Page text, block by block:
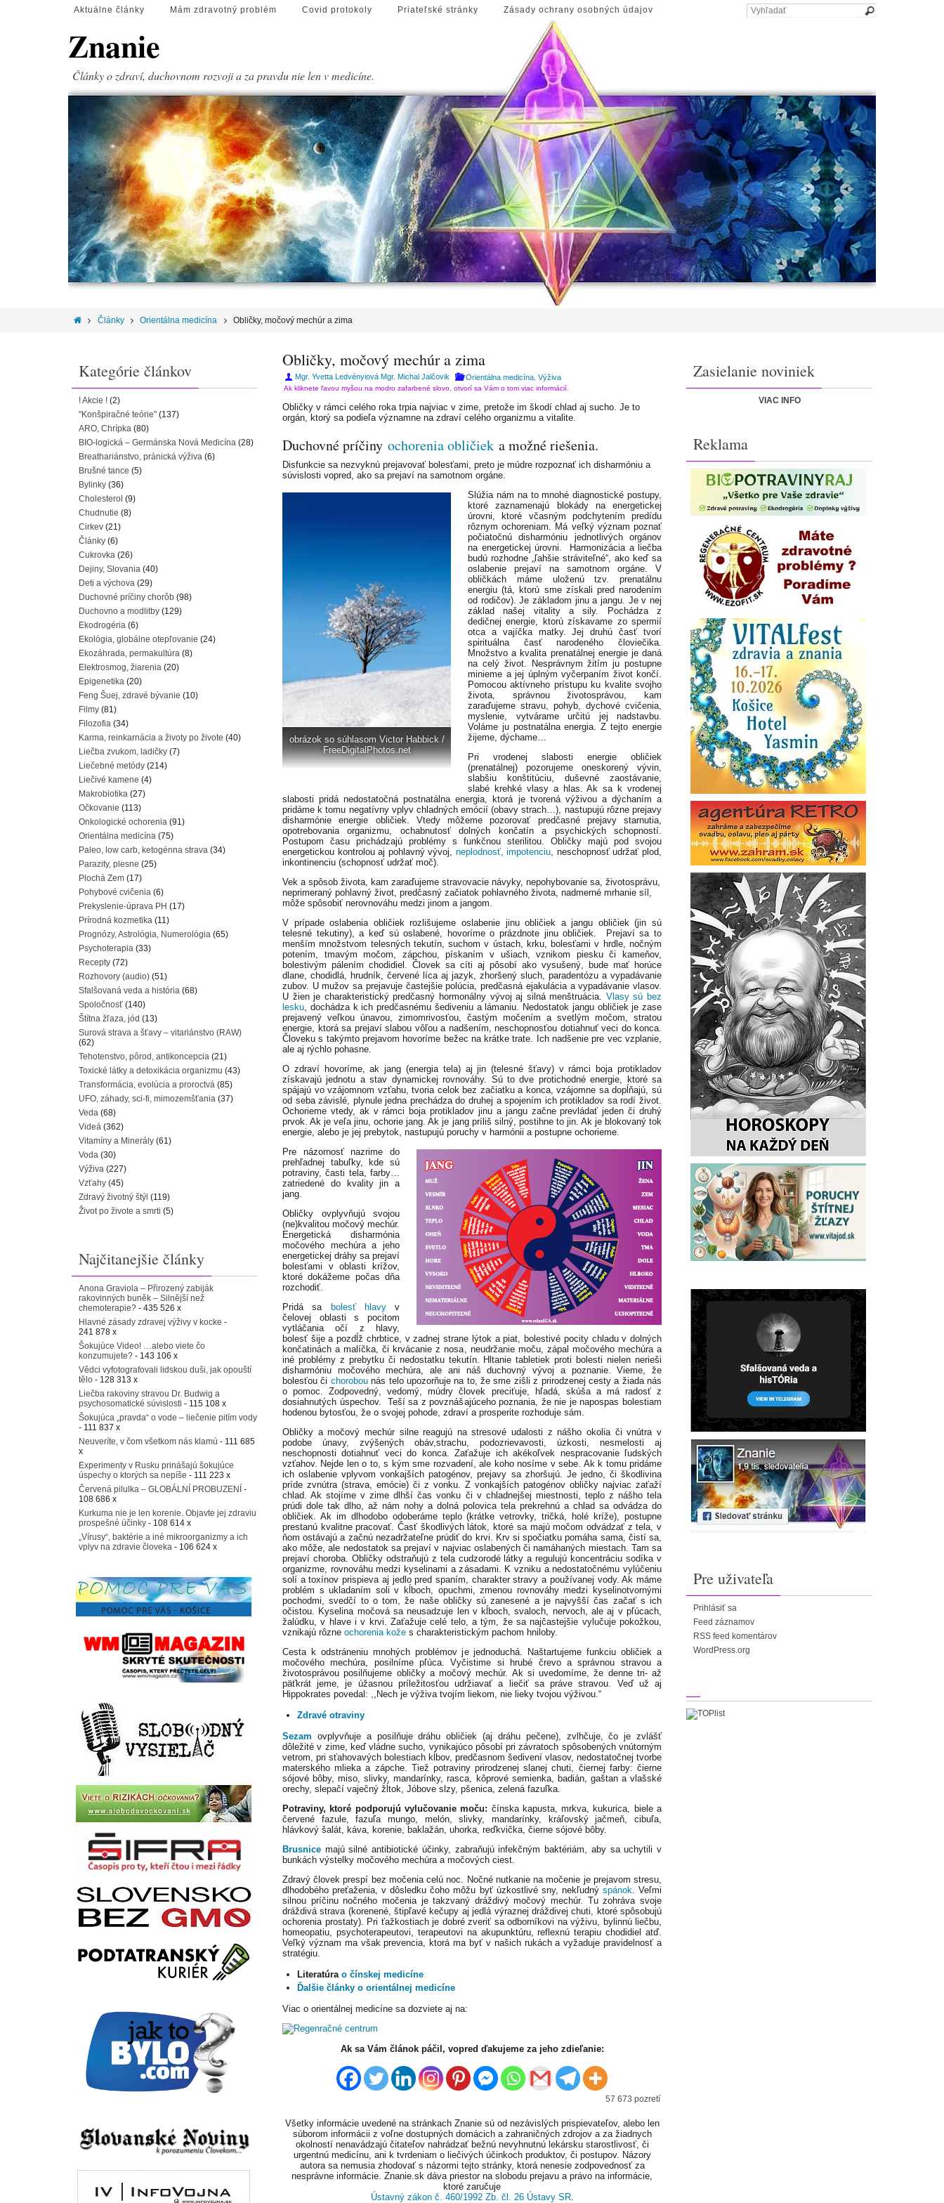
Aktuálne články Mám zdravotný problém Covid protokoly Priateľské stránky Zásady ochrany osobných údajov
Znanie
Články o zdraví, duchovnom rozvoji a za pravdu nie len v medicíne.
Články Orientálna medicína Obličky, močový mechúr a zima
Obličky, močový mechúr a zima
Mgr. Yvetta Ledvényiová Mgr. Michal Jalčovik Orientálna medicína, Výživa
Ak kliknete ľavou myšou na modro zafarbené slovo, otvorí sa Vám o tom viac informácií.
Obličky v rámci celého roka trpia najviac v zime, pretože im škodí chlad aj sucho. Je to
orgán, ktorý sa podieľa významne na zdraví celého organizmu a vitalite.
Duchovné príčiny ochorenia obličiek a možné riešenia.
Disfunkcie sa nezvyknú prejavovať bolesťami, preto je múdre rozpoznať ich disharmóniu a
súvislosti vopred, ako sa prejaví na samotnom orgáne.
obrázok so súhlasom Victor Habbick /
FreeDigitalPhotos.net
Slúžia nám na to mnohé diagnostické postupy,
ktoré zaznamenajú blokády na energetickej
úrovni, ktoré včasným podchytením predídu
rôznym ochoreniam. Má veľký význam poznať
počiatočnú disharmóniu jednotlivých orgánov
na energetickej úrovni. Harmonizácia a liečba
budú rozhodne „ľahšie stráviteľné“, ako keď sa
oslabenie prejaví na samotnom orgáne. V
obličkách máme uloženú tzv. prenatálnu
energiu (tá, ktorú sme získali pred narodením
od rodičov). Je základom jinu a jangu. Je v nej
základ našej vitality a sily. Pochádza z
dedičnej energie, ktorú získavame zo spermií
otca a vajíčka matky. Jej druhú časť tvorí
spirituálna časť narodeného človiečika.
Množstvo a kvalita prenatálnej energie je daná
na celý život. Nesprávnym žitím ju postupne
minieme a jej úplným vyčerpaním život končí.
Pomocou aktívneho prístupu ku kvalite svojho
života, správnou životosprávou, kam
zaraďujeme stravu, pohyb, dychové cvičenia,
myslenie, vytvárame určitú jej nadstavbu.
Voláme ju postnatálna energia. Z tejto energie
žijeme, dýchame…
Pri vrodenej slabosti energie obličiek
(prenatálnej) pozorujeme oneskorený vývin,
slabšiu konštitúciu, duševné zaostávanie,
slabé krehké vlasy a hlas. Ak sa k vrodenej
slabosti pridá nedostatočná postnatálna energia, ktorá je tvorená výživou a dýchaním a
pridáme k tomu negatívny vplyv chladných emócií (obavy strach…), nastupujú rôzne prejavy
disharmónie energie obličiek. Vtedy môžeme pozorovať predčasné prejavy starnutia,
opotrebovania organizmu, ochabnutosť dolných končatín a psychických schopností.
Postupom času prichádzajú problémy s funkčnou sterilitou. Obličky majú pod svojou
energetickou kontrolou aj pohlavný vývoj, neplodnosť, impotenciu, neschopnosť udržať plod,
inkontinenciu (schopnosť udržať moč).
Vek a spôsob života, kam zaraďujeme stravovacie návyky, nepohybovanie sa, životosprávu,
neprimeraný pohlavný život, predčasný začiatok pohlavného života, nadmerné mrhanie síl,
môže spôsobiť nerovnováhu medzi jinom a jangom.
V prípade oslabenia obličiek rozlišujeme oslabenie jinu obličiek a jangu obličiek (jin sú
telesné tekutiny), a keď sú oslabené, hovoríme o prázdnote jinu obličiek. Prejaví sa to
menším množstvom telesných tekutín, suchom v ústach, krku, bolesťami v hrdle, nočným
potením, tmavým močom, zápchou, pískaním v ušiach, vznikom piesku či kameňov,
bolestivým pálením chodidiel. Človek sa cíti aj pôsobí ako vysušený, bude mať horúce
dlane, chodidlá, hrudník, červené líca aj jazyk, zhoršený sluch, paradentózu a vypadávanie
zubov. U mužov sa prejavuje častejšie polúcia, predčasná ejakulácia a vypadávanie vlasov.
U žien je charakteristický predčasný hormonálny vývoj aj silná menštruácia. Vlasy sú bez
lesku, dochádza k ich predčasnému šediveniu a lámaniu. Nedostatok jangu obličiek je zase
prejavený veľkou únavou, zimomrivosťou, častým močením a svetlým močom, stratou
energie, ktorá sa prejaví slabou vôľou a nadšením, neschopnosťou dotiahnuť veci do konca.
Človeku s takýmto prejavom hovoríme bežec na krátke trate. Ich nadšenie pre vec vzplanie,
ale aj rýchlo pohasne.
O zdraví hovoríme, ak jang (energia tela) aj jin (telesné šťavy) v rámci boja protikladov
získavajú jednotu a stav dynamickej rovnováhy. Sú to dve protichodné energie, ktoré sa
spájajú vo vzájomnom vzťahu, tvoria celok bez začiatku a konca, vzájomne sa dopĺňajú, sú
od seba závislé, plynule jedna prechádza do druhej a spojením ich protikladov sa rodí život.
Ochorieme vtedy, ak v rámci boja protikladov jinu a jangu začne prevládať jeden či druhý
prvok. Ak je veľa jinu, ochorie jang. Ak je jang príliš silný, postihne to jin. Ak je blokovaný tok
energie, alebo je jej prebytok, nastupujú poruchy v harmónii a postupne ochorieme.
Pre názornosť nazrime do
prehľadnej tabuľky, kde sú
potraviny, časti tela, farby…
zatriedené do kvality jin a
jang.
Obličky ovplyvňujú svojou
(ne)kvalitou močový mechúr.
Energetická disharmónia
močového mechúra a jeho
energetickej dráhy sa prejaví
bolesťami v oblasti krížov,
ktoré dokážeme počas dňa
rozchodiť.
Pridá sa
bolesť hlavyv
čelovej oblasti s pocitom
vytláčania očí z hlavy,
bolesť šije a pozdĺž chrbtice, v zadnej strane lýtok a piat, bolestivé pocity chladu v dolných
končatinách a malíčka, či krvácanie z nosa, neudržanie moču, zápal močového mechúra a
iné problémy z prebytku či nedostatku tekutín. Hltanie tabletiek proti bolesti nielen nerieši
disharmóniu močového mechúra, ale ani náš duchovný vývoj a poznanie. Vieme, že
bolesťou či chorobounás telo upozorňuje na to, že sme zišli z prirodzenej cesty a žiada nás
o pomoc. Zodpovedný, vedomý, múdry človek preciťuje, hľadá, skúša a má radosť z
dosiahnutých úspechov. Teší sa z povznášajúceho poznania, že nie je napospas bolestiam
hodenou bytosťou, že o svojej pohode, zdraví a prosperite rozhoduje sám.
Obličky a močový mechúr silne reagujú na stresové udalosti z nášho okolia či vnútra v
podobe únavy, zvýšených obáv,strachu, podozrievavosti, úzkosti, nesmelosti aj
neschopnosti dotiahnuť veci do konca. Zaťažuje ich akékoľvek nespracovanie ľudských
vzťahov. Nejde len o to, s kým sme rozvadení, ale koho nosíme v sebe. Ak k tomu pridáme
ich oslabenie vplyvom vonkajších patogénov, prejavy sa zhoršujú. Je jedno, či škodlivina
príde zvnútra (strava, emócie) či z vonku. Z vonkajších patogénov obličky najviac zaťaží
chlad. Ak stojíme v zime dlhší čas vonku či v chladnejšej miestnosti, teplo z nášho tela
prúdi dole tak dlho, až nám nohy a dolná polovica tela prekrehnú a chlad sa odvádza do
obličiek. Ak im dlhodobo odoberáme teplo (krátke vetrovky, tričká, holé kríže), postupne
prestanú kvalitne pracovať. Časť škodlivých látok, ktoré sa majú močom odvádzať z tela, v
ňom ostávajú a začnú nezadržateľne prúdiť do krvi. Krv si spočiatku pomáha sama, čistí sa,
ako môže, ale nedostatok sa prejaví v najviac oslabených či namáhaných miestach. Tam sa
prejaví choroba. Obličky odstraňujú z tela cudzorodé látky a regulujú koncentráciu sodíka v
organizme, rovnováhu medzi kyselinami a zásadami. K vzniku a nedostatočnému vylúčeniu
solí a toxínov prispieva aj jedlo pred spaním, charakter stravy a používanej vody. Ak máme
problém s ukladaním soli v kĺboch, opuchmi, zmenou rovnováhy medzi kyselinotvornými
pochodmi, svedčí to o tom, že naše obličky sú zanesené a je najvyšší čas začať s ich
očistou. Kyselina močová sa neusadzuje len v kĺboch, svaloch, nervoch, ale aj v pľúcach,
žalúdku, v hlave i v krvi. Zaťažuje celé telo, a tým, že sa najčastejšie vylučuje pokožkou,
vznikajú rôzne ochorenia kože s charakteristickým pachom hniloby.
Cesta k odstráneniu mnohých problémov je jednoduchá. Naštartujeme funkciu obličiek a
močového mechúra, posilníme pľúca. Vyčistime si hrubé črevo a správnou stravou a
životosprávou posilňujeme obličky a močový mechúr. Ak si uvedomíme, že denne tri- až
päťkrát jeme, je úžasnou príležitosťou udržiavať a liečiť sa práve stravou. Veď už aj
Hippokrates povedal: ,,Nech je výživa tvojím liekom, nie lieky tvojou výživou.“
Zdravé otraviny
Sezam ovplyvňuje a posilňuje dráhu obličiek (aj dráhu pečene), zvlhčuje, čo je zvlášť
dôležité v zime, keď vládne sucho, vynikajúco pôsobí pri závratoch spôsobených vnútorným
vetrom, pri sťahovavých bolestiach kĺbov, predčasnom šedivení vlasov, nedostatočnej tvorbe
materského mlieka a zápche. Tiež potraviny prirodzenej slanej chuti, čiernej farby: čierne
sójové bôby, miso, slivky, mandarínky, rasca, kôprové semienka, badián, gaštan a vlašské
orechy, slepačí vaječný žĺtok, Jóbove slzy, pšenica, zelená fazuľka.
Potraviny, ktoré podporujú vylučovanie moču: čínska kapusta, mrkva, kukurica, biele a
červené fazule, fazuľa mungo, melón, slivky, mandarínky, kráľovský jačmeň, cibuľa,
hlávkový šalát, káva, korenie, baklažán, uhorka, reďkvička, čierne sójové bôby.
Brusnice majú silné antibiotické účinky, zabraňujú infekčným baktériám, aby sa uchytili v
bunkách výstelky močového mechúra a močových ciest.
Zdravý človek prespí bez močenia celú noc. Nočné nutkanie na močenie je prejavom stresu,
dlhodobého preťaženia, v dôsledku čoho môžu byť úzkostlivé sny, nekľudný spánok. Veľmi
silnou príčinu nočného močenia je takzvaný dráždivý močový mechúr. Tu zohráva svoje
dráždivá strava (korenené, štipľavé kečupy aj jedlá výraznej dráždivej chuti, ktoré spôsobujú
ochorenia prostaty). Pri ťažkostiach je dobré zveriť sa odborníkovi na výživu, bylinnú liečbu,
homeopatiu, psychoterapeutovi, terapeutovi na akupunktúru, reflexnú terapiu chodidiel atď.
Veľký význam ma však prevencia, ktorá ma byť v našich rukách a vyžaduje pravidelnosť a
stratégiu.
Literatúra o čínskej medicíne
Ďalšie články o orientálnej medicíne
Viac o orientálnej medicíne sa dozviete aj na:
Ak sa Vám článok páčil, vopred ďakujeme za jeho zdieľanie:
57 673 pozretí
Všetky informácie uvedené na stránkach Znanie sú od nezávislých prispievateľov, alebo len
súborom informácii z voľne dostupných domácich a zahraničných zdrojov a za žiadnych
okolností nenavádzajú čitateľov nahrádzať bežnú nevyhnutnú lekársku starostlivosť, či
urgentnú medicínu, ani k tvrdeniam o liečivých účinkoch produktov, či postupov. Názory
autora sa nemusia zhodovať s názormi tejto stránky, ktorá nenesie zodpovednosť za
nesprávne informácie. Znanie.sk dáva priestor na slobodu prejavu a právo na informácie,
ktoré zaručuje
Ústavný zákon č. 460/1992 Zb. čl. 26 Ústavy SR.
Kategórie článkov
! Akcie ! (2)
"Konšpiračné teórie" (137)
ARO, Chrípka (80)
BIO-logická – Germánska Nová Medicína (28)
Breathariánstvo, pránická výživa (6)
Brušné tance (5)
Bylinky (36)
Cholesterol (9)
Chudnutie (8)
Cirkev (21)
Články (6)
Cukrovka (26)
Dejiny, Slovania (40)
Deti a výchova (29)
Duchovné príčiny chorôb (98)
Duchovno a modlitby (129)
Ekodrogéria (6)
Ekológia, globálne otepľovanie (24)
Ekozáhrada, permakultúra (8)
Elektrosmog, žiarenia (20)
Epigenetika (20)
Feng Šuej, zdravé bývanie (10)
Filmy (81)
Filozofia (34)
Karma, reinkarnácia a životy po živote (40)
Liečba zvukom, ladičky (7)
Liečebné metódy (214)
Liečivé kamene (4)
Makrobiotika (27)
Očkovanie (113)
Onkologické ochorenia (91)
Orientálna medicína (75)
Paleo, low carb, ketogénna strava (34)
Parazity, plesne (25)
Plochá Zem (17)
Pohybové cvičenia (6)
Prekyslenie-úprava PH (17)
Prírodná kozmetika (11)
Prognózy, Astrológia, Numerológia (65)
Psychoterapia (33)
Recepty (72)
Rozhovory (audio) (51)
Sfalšovaná veda a história (68)
Spoločnosť (140)
Štítna žľaza, jód (13)
Surová strava a šťavy – vitariánstvo (RAW)
(62)
Tehotenstvo, pôrod, antikoncepcia (21)
Toxické látky a detoxikácia organizmu (43)
Transformácia, evolúcia a proroctvá (85)
UFO, záhady, sci-fi, mimozemšťania (37)
Veda (68)
Videá (362)
Vitamíny a Minerály (61)
Voda (30)
Výživa (227)
Vzťahy (45)
Zdravý životný štýl (119)
Život po živote a smrti (5)
Najčitanejšie články
Anona Graviola – Přirozený zabiják
rakovinných buněk – Silnější než
chemoterapie? - 435 526 x
Hlavné zásady zdravej výživy v kocke -
241 878 x
Šokujúce Video! …alebo viete čo
konzumujete? - 143 106 x
Vědci vyfotografovali lidskou duši, jak opouští
tělo - 128 313 x
Liečba rakoviny stravou Dr. Budwig a
psychosomatické súvislosti - 115 108 x
Šokujúca „pravda“ o vode – liečenie pitím vody
- 111 837 x
Neuveríte, v čom všetkom nás klamú - 111 685
x
Experimenty v Rusku prinášajú šokujúce
úspechy o ktorých sa nepíše - 111 223 x
Červená pilulka – GLOBÁLNÍ PROBUZENÍ -
108 686 x
Kurkuma nie je len korenie. Objavte jej zdraviu
prospešné účinky - 108 614 x
„Vírusy“, baktérie a iné mikroorganizmy a ich
vplyv na zdravie človeka - 106 624 x
Zasielanie noviniek
VIAC INFO
Reklama
Pre uživateľa
Prihlásiť sa
Feed záznamov
RSS feed komentárov
WordPress.org